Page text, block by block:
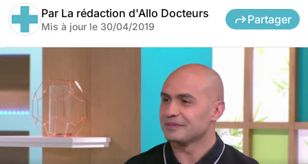
Par La rédaction d'Allo Docteurs
Mis à jour le 30/04/2019
Partager